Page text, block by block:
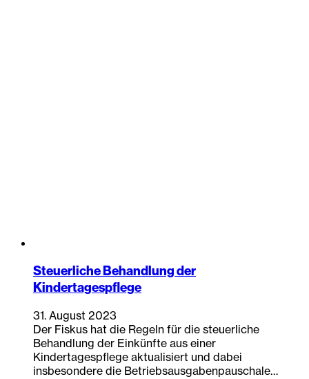
Steuerliche Behandlung der
Kindertagespflege
31. August 2023
Der Fiskus hat die Regeln für die steuerliche
Behandlung der Einkünfte aus einer
Kindertagespflege aktualisiert und dabei
insbesondere die Betriebsausgabenpauschale…